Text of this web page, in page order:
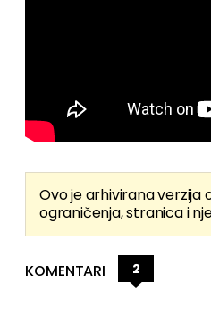
Ovo je arhivirana verzija
ograničenja, stranica i
KOMENTARI 2